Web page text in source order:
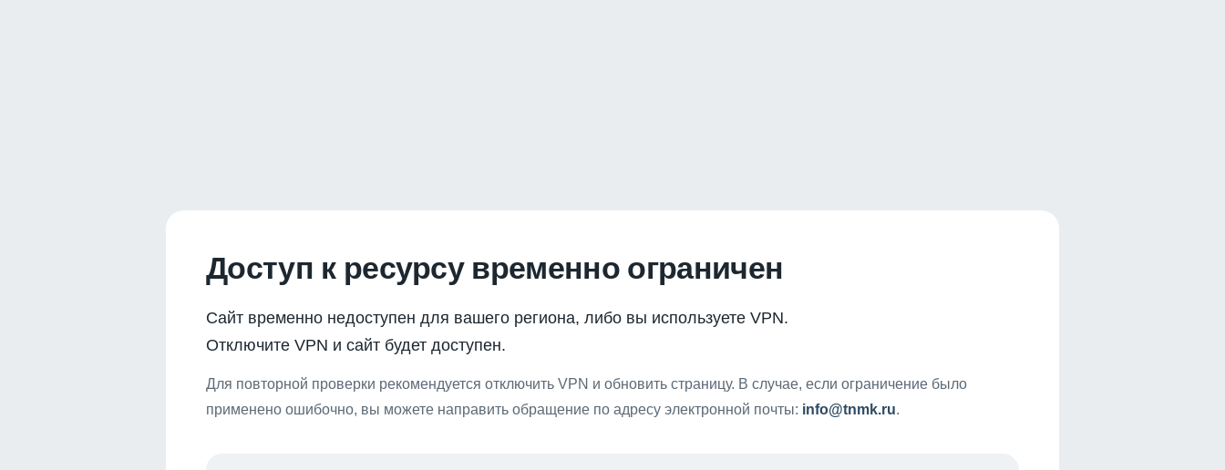
Доступ к ресурсу временно ограничен
Сайт временно недоступен для вашего региона, либо вы используете VPN.
Отключите VPN и сайт будет доступен.
Для повторной проверки рекомендуется отключить VPN и обновить страницу. В случае, если ограничение было
применено ошибочно, вы можете направить обращение по адресу электронной почты: info@tnmk.ru.